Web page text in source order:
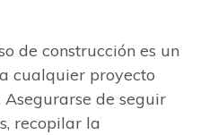
de construcción es un
cualquier proyecto
de seguir
recopilar la